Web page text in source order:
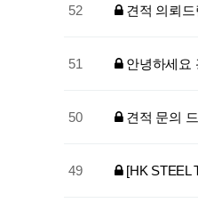
52 견적 의뢰
51 안녕하세요
50 견적 문의
49 [HK STEEL